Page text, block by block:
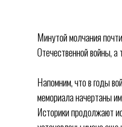
Минутой молчания
Отечественной войны, а
Напомним, что в годы
мемориала начертаны
Историки продолжают